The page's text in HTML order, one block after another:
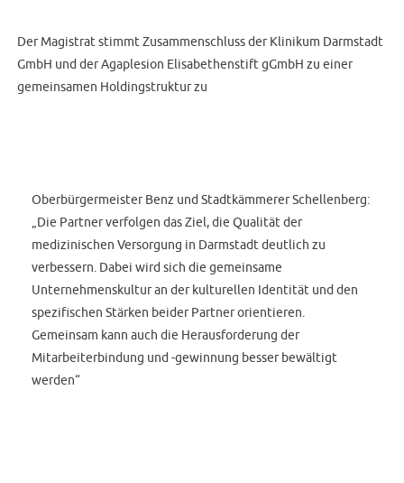
Der Magistrat stimmt Zusammenschluss der Klinikum Darmstadt
GmbH und der Agaplesion Elisabethenstift gGmbH zu einer
gemeinsamen Holdingstruktur zu
Oberbürgermeister Benz und Stadtkämmerer Schellenberg:
„Die Partner verfolgen das Ziel, die Qualität der
medizinischen Versorgung in Darmstadt deutlich zu
verbessern. Dabei wird sich die gemeinsame
Unternehmenskultur an der kulturellen Identität und den
spezifischen Stärken beider Partner orientieren.
Gemeinsam kann auch die Herausforderung der
Mitarbeiterbindung und -gewinnung besser bewältigt
werden“